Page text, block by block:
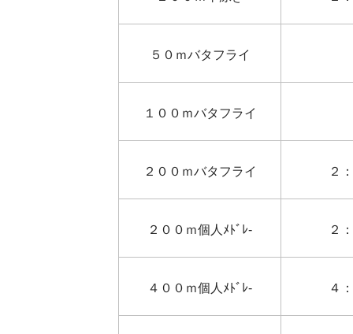
５０ｍバタフライ
１００ｍバタフライ
２００ｍバタフライ ２
２００ｍ個人ﾒﾄﾞﾚ- ２
４００ｍ個人ﾒﾄﾞﾚ- ４